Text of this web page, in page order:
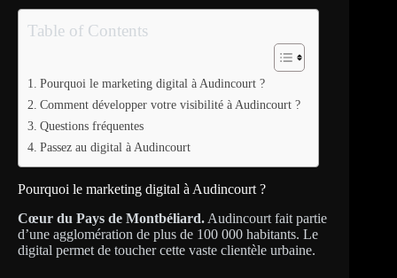
Table of Contents
Pourquoi le marketing digital à Audincourt ?
Comment développer votre visibilité à Audincourt ?
Questions fréquentes
Passez au digital à Audincourt
Pourquoi le marketing digital à Audincourt ?
Cœur du Pays de Montbéliard. Audincourt fait partie
d’une agglomération de plus de 100 000 habitants. Le
digital permet de toucher cette vaste clientèle urbaine.